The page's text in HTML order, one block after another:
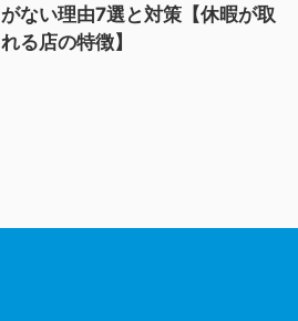
がない理由7選と対策【休暇が取
れる店の特徴】